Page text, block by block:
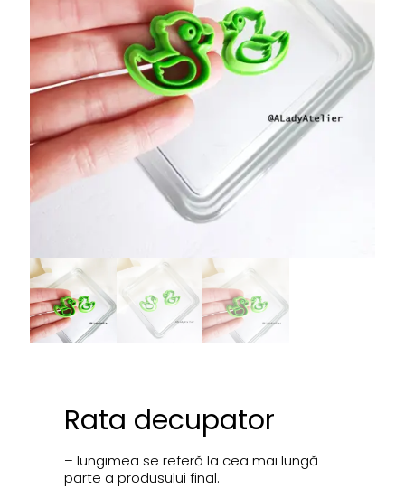
Rata decupator
– lungimea se referă la cea mai lungă
parte a produsului final.